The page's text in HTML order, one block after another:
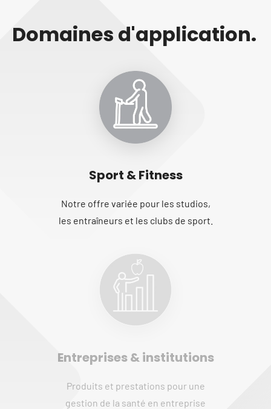
Domaines d'application.
Sport & Fitness
Notre offre variée pour les studios,
les entraîneurs et les clubs de sport.
Entreprises & institutions
Produits et prestations pour une
gestion de la santé en entreprise